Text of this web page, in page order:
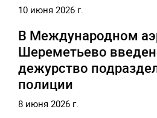
10 июня 2026 г.
В Международном
Шереметьево
дежурство
полиции
8 июня 2026 г.